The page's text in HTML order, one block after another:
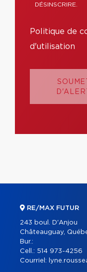
DÉSINSCRIRE.
Politique de
d'utilisation
RE/MAX FUTUR
243 boul. D'Anjou
Châteauguay,
Bur.:
Cell.: 514 973-4256
Courriel: